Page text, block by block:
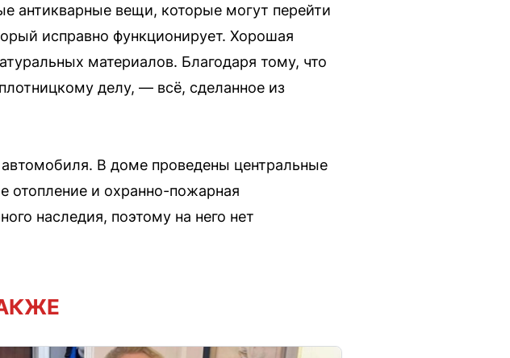
антикварные вещи, которые могут перейти
исправно функционирует. Хорошая
материалов. Благодаря тому, что
делу, — всё, сделанное из
В доме проведены центральные
отопление и охранно-пожарная
наследия, поэтому на него нет